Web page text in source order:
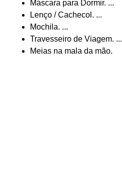
Máscara para Dormir. ...
Lenço / Cachecol. ...
Mochila. ...
Travesseiro de Viagem. ...
Meias na mala da mão.